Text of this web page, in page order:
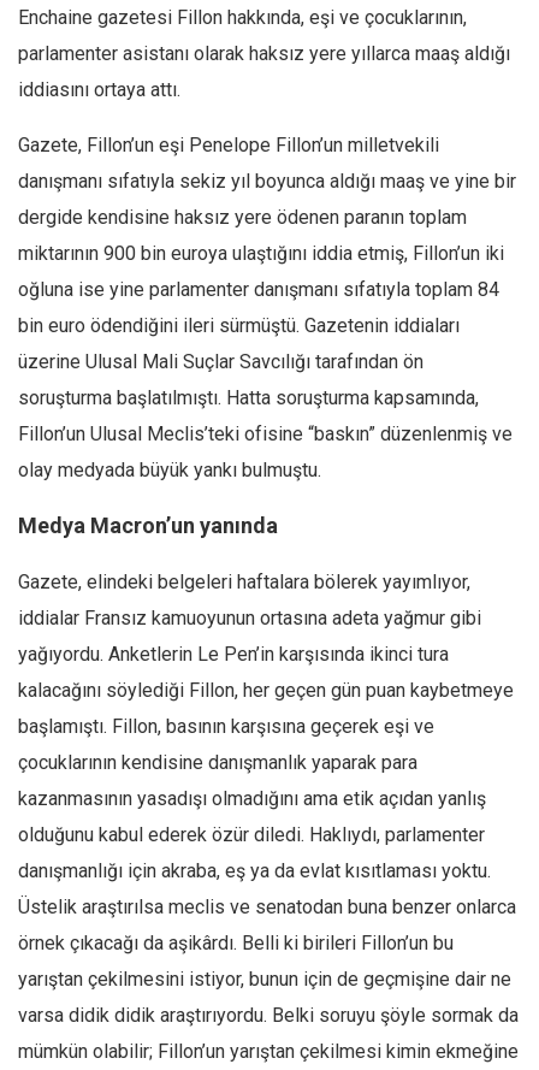
Enchaine gazetesi Fillon hakkında, eşi ve çocuklarının,
parlamenter asistanı olarak haksız yere yıllarca maaş aldığı
iddiasını ortaya attı.
Gazete, Fillon’un eşi Penelope Fillon’un milletvekili
danışmanı sıfatıyla sekiz yıl boyunca aldığı maaş ve yine bir
dergide kendisine haksız yere ödenen paranın toplam
miktarının 900 bin euroya ulaştığını iddia etmiş, Fillon’un iki
oğluna ise yine parlamenter danışmanı sıfatıyla toplam 84
bin euro ödendiğini ileri sürmüştü. Gazetenin iddiaları
üzerine Ulusal Mali Suçlar Savcılığı tarafından ön
soruşturma başlatılmıştı. Hatta soruşturma kapsamında,
Fillon’un Ulusal Meclis’teki ofisine “baskın” düzenlenmiş ve
olay medyada büyük yankı bulmuştu.
Medya Macron’un yanında
Gazete, elindeki belgeleri haftalara bölerek yayımlıyor,
iddialar Fransız kamuoyunun ortasına adeta yağmur gibi
yağıyordu. Anketlerin Le Pen’in karşısında ikinci tura
kalacağını söylediği Fillon, her geçen gün puan kaybetmeye
başlamıştı. Fillon, basının karşısına geçerek eşi ve
çocuklarının kendisine danışmanlık yaparak para
kazanmasının yasadışı olmadığını ama etik açıdan yanlış
olduğunu kabul ederek özür diledi. Haklıydı, parlamenter
danışmanlığı için akraba, eş ya da evlat kısıtlaması yoktu.
Üstelik araştırılsa meclis ve senatodan buna benzer onlarca
örnek çıkacağı da aşikârdı. Belli ki birileri Fillon’un bu
yarıştan çekilmesini istiyor, bunun için de geçmişine dair ne
varsa didik didik araştırıyordu. Belki soruyu şöyle sormak da
mümkün olabilir; Fillon’un yarıştan çekilmesi kimin ekmeğine